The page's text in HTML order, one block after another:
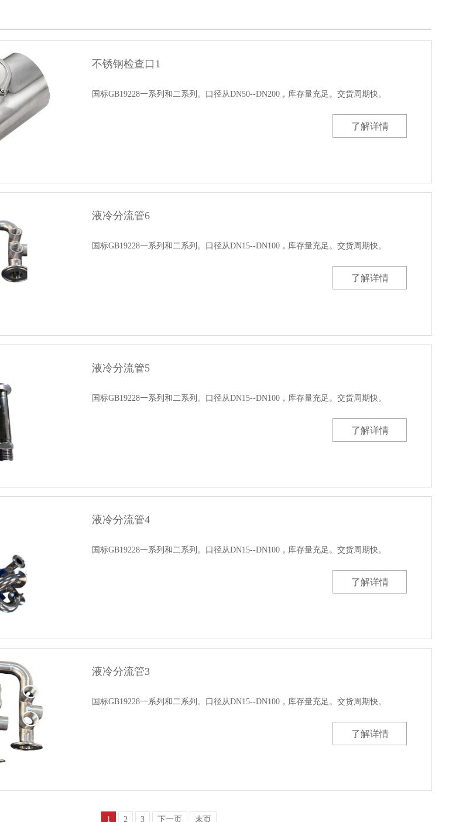
不锈钢检查口1
国标GB19228一系列和二系列。口径从DN50--DN200，库存量充足。交货周期快。
了解详情
液冷分流管6
国标GB19228一系列和二系列。口径从DN15--DN100，库存量充足。交货周期快。
了解详情
液冷分流管5
国标GB19228一系列和二系列。口径从DN15--DN100，库存量充足。交货周期快。
了解详情
液冷分流管4
国标GB19228一系列和二系列。口径从DN15--DN100，库存量充足。交货周期快。
了解详情
液冷分流管3
国标GB19228一系列和二系列。口径从DN15--DN100，库存量充足。交货周期快。
了解详情
1 2 3 下一页 末页